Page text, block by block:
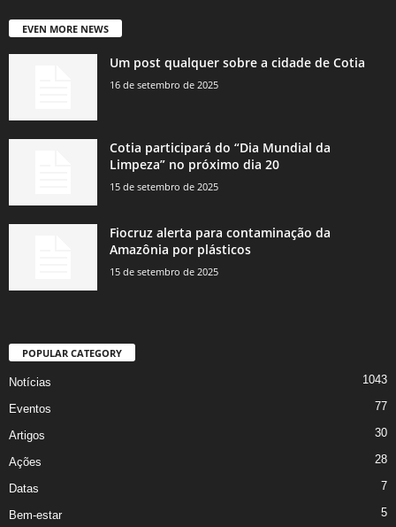
EVEN MORE NEWS
Um post qualquer sobre a cidade de Cotia
16 de setembro de 2025
Cotia participará do “Dia Mundial da
Limpeza” no próximo dia 20
15 de setembro de 2025
Fiocruz alerta para contaminação da
Amazônia por plásticos
15 de setembro de 2025
POPULAR CATEGORY
Notícias 1043
Eventos 77
Artigos 30
Ações 28
Datas 7
Bem-estar 5